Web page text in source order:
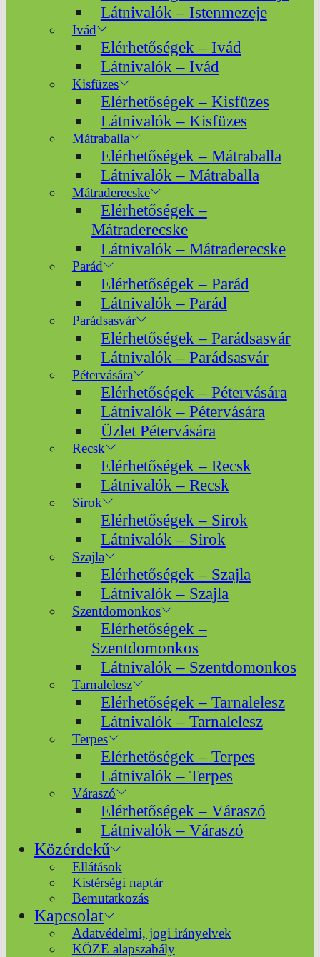
Látnivalók – Istenmezeje
Ivád
Elérhetőségek – Ivád
Látnivalók – Ivád
Kisfüzes
Elérhetőségek – Kisfüzes
Látnivalók – Kisfüzes
Mátraballa
Elérhetőségek – Mátraballa
Látnivalók – Mátraballa
Mátraderecske
Elérhetőségek –
Mátraderecske
Látnivalók – Mátraderecske
Parád
Elérhetőségek – Parád
Látnivalók – Parád
Parádsasvár
Elérhetőségek – Parádsasvár
Látnivalók – Parádsasvár
Pétervására
Elérhetőségek – Pétervására
Látnivalók – Pétervására
Üzlet Pétervására
Recsk
Elérhetőségek – Recsk
Látnivalók – Recsk
Sirok
Elérhetőségek – Sirok
Látnivalók – Sirok
Szajla
Elérhetőségek – Szajla
Látnivalók – Szajla
Szentdomonkos
Elérhetőségek –
Szentdomonkos
Látnivalók – Szentdomonkos
Tarnalelesz
Elérhetőségek – Tarnalelesz
Látnivalók – Tarnalelesz
Terpes
Elérhetőségek – Terpes
Látnivalók – Terpes
Váraszó
Elérhetőségek – Váraszó
Látnivalók – Váraszó
Közérdekű
Ellátások
Kistérségi naptár
Bemutatkozás
Kapcsolat
Adatvédelmi, jogi irányelvek
KÖZE alapszabály